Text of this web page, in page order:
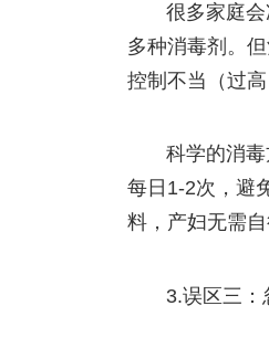
很多家庭
多种消毒剂。
控制不当（过
科学的消
每日1-2次，避
料，产妇无需
3.误区三：